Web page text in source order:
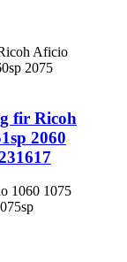
fir Ricoh
2060
1060 1075